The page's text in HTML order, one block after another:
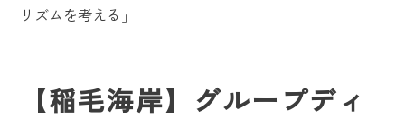
リズムを考える」
【稲毛海岸】グループディ